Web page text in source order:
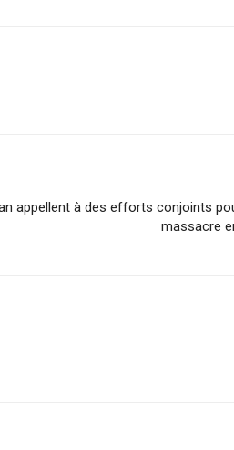
appellent à des efforts conjoints
massacre